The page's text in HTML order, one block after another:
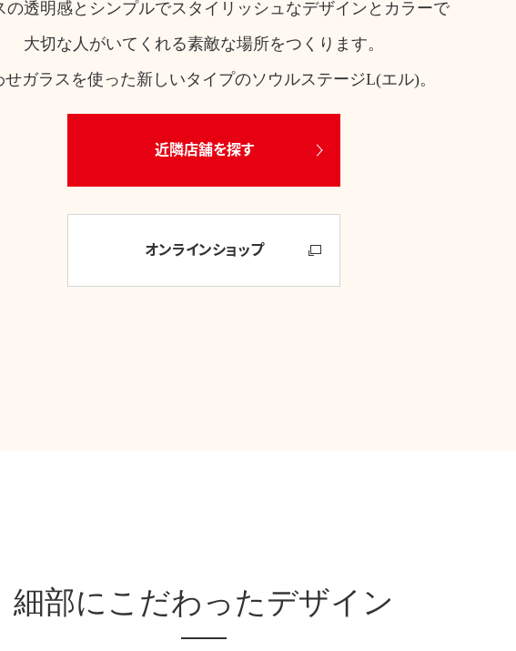
の透明感とシンプルでスタイリッシュなデザインとカラーで
大切な人がいてくれる素敵な場所をつくります。
せガラスを使った新しいタイプのソウルステージL(エル)。
近隣店舗を探す
オンラインショップ
細部にこだわったデザイン